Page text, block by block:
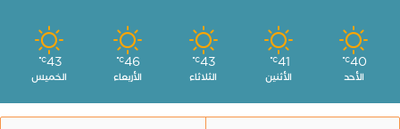
40
℃
الأحد
41
℃
الأثنين
43
℃
الثلاثاء
46
℃
الأربعاء
43
℃
الخميس